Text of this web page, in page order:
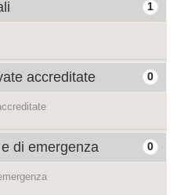
1
0
accreditate
0
di emergenza